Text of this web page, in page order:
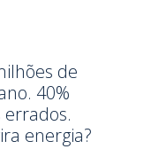
de
40%
energia?